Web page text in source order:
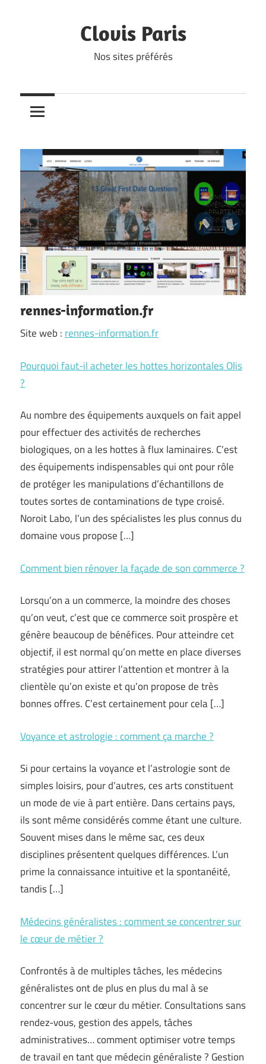
Clovis Paris
Nos sites préférés
rennes-information.fr
Site web : rennes-information.fr
Pourquoi faut-il acheter les hottes horizontales Olis
?
Au nombre des équipements auxquels on fait appel
pour effectuer des activités de recherches
biologiques, on a les hottes à flux laminaires. C’est
des équipements indispensables qui ont pour rôle
de protéger les manipulations d’échantillons de
toutes sortes de contaminations de type croisé.
Noroit Labo, l’un des spécialistes les plus connus du
domaine vous propose […]
Comment bien rénover la façade de son commerce ?
Lorsqu’on a un commerce, la moindre des choses
qu’on veut, c’est que ce commerce soit prospère et
génère beaucoup de bénéfices. Pour atteindre cet
objectif, il est normal qu’on mette en place diverses
stratégies pour attirer l’attention et montrer à la
clientèle qu’on existe et qu’on propose de très
bonnes offres. C’est certainement pour cela […]
Voyance et astrologie : comment ça marche ?
Si pour certains la voyance et l’astrologie sont de
simples loisirs, pour d’autres, ces arts constituent
un mode de vie à part entière. Dans certains pays,
ils sont même considérés comme étant une culture.
Souvent mises dans le même sac, ces deux
disciplines présentent quelques différences. L’un
prime la connaissance intuitive et la spontanéité,
tandis […]
Médecins généralistes : comment se concentrer sur
le cœur de métier ?
Confrontés à de multiples tâches, les médecins
généralistes ont de plus en plus du mal à se
concentrer sur le cœur du métier. Consultations sans
rendez-vous, gestion des appels, tâches
administratives… comment optimiser votre temps
de travail en tant que médecin généraliste ? Gestion